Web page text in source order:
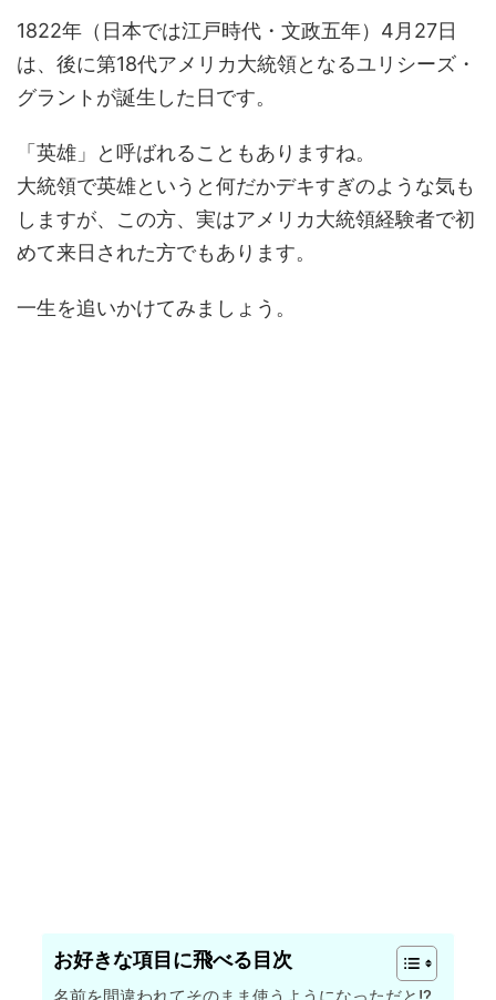
1822年（日本では江戸時代・文政五年）4月27日
は、後に第18代アメリカ大統領となるユリシーズ・
グラントが誕生した日です。
「英雄」と呼ばれることもありますね。
大統領で英雄というと何だかデキすぎのような気も
しますが、この方、実はアメリカ大統領経験者で初
めて来日された方でもあります。
一生を追いかけてみましょう。
お好きな項目に飛べる目次